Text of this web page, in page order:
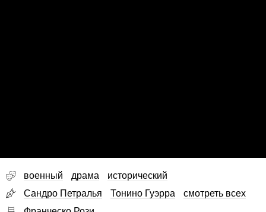
военный драма
исторический
Сандро Петралья
Тонино Гуэрра
смотреть всех